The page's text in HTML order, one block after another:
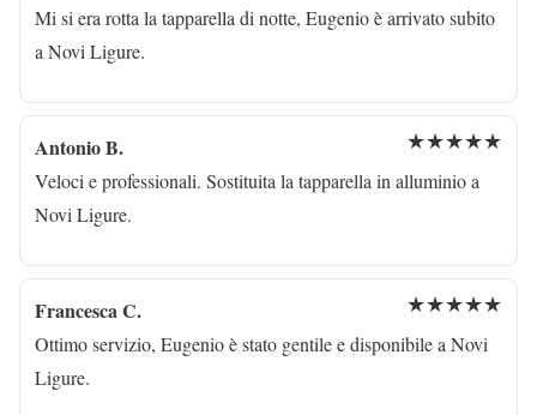
Mi si era rotta la tapparella di notte, Eugenio è arrivato subito
a Novi Ligure.
Antonio B. ★★★★★
Veloci e professionali. Sostituita la tapparella in alluminio a
Novi Ligure.
Francesca C. ★★★★★
Ottimo servizio, Eugenio è stato gentile e disponibile a Novi
Ligure.